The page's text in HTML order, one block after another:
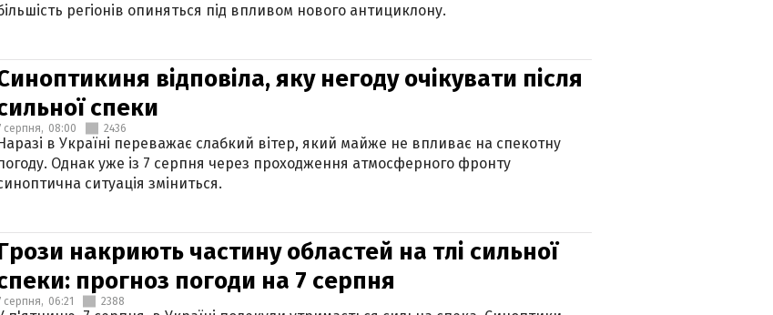
регіонів опиняться під впливом нового антициклону.
відповіла, яку негоду очікувати після
спеки
серпня, 08:00 2436
в Україні переважає слабкий вітер, який майже не впливає на спекотну
Однак уже із 7 серпня через проходження атмосферного фронту
ситуація зміниться.
накриють частину областей на тлі сильної
прогноз погоди на 7 серпня
серпня, 06:21 2388